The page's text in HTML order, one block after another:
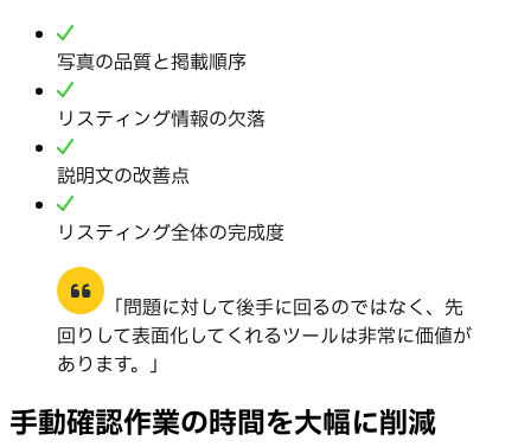
写真の品質と掲載順序
リスティング情報の欠落
説明文の改善点
リスティング全体の完成度
「問題に対して後手に回るのではなく、先
回りして表面化してくれるツールは非常に価値が
あります。」
手動確認作業の時間を大幅に削減